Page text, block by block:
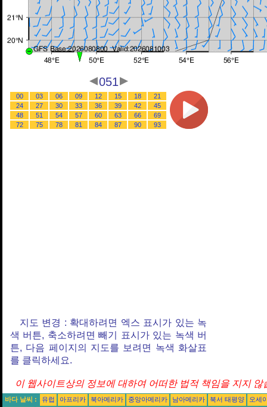
051
00 03 06 09 12 15 18
21
24
27 30 33 36 39 42
45
48
51 54 57 60 63 66
69
72
75 78 81 84 87 90 93
지도 변경 : 확대하려면 엑스 표시가 있는 녹
색 버튼, 축소하려면 빼기 표시가 있는 녹색 버
튼, 다음 페이지의 지도를 보려면 녹색 화살표
를 클릭하세요.
이 웹사이트상의 정보에 대하여 어떠한 법적 책임을 지지 않
바다 날씨 : 유럽 아프리카 북아메리카 중앙아메리카 남아메리카 북서 태평양
오세